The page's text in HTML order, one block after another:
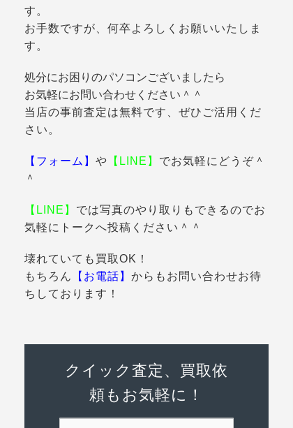
す。
お手数ですが、何卒よろしくお願いいたしま
す。
処分にお困りのパソコンございましたら
お気軽にお問い合わせください＾＾
当店の事前査定は無料です、ぜひご活用くだ
さい。
【フォーム】 や 【LINE】 でお気軽にどうぞ＾
＾
【LINE】 では写真のやり取りもできるのでお
気軽にトークへ投稿ください＾＾
壊れていても買取OK！
もちろん
【お電話】 からもお問い合わせお待
ちしております！
クイック査定、買取依
頼もお気軽に！